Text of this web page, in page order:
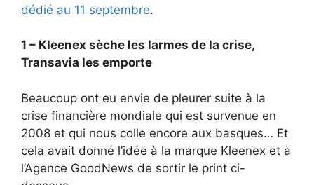
dédié au 11 septembre.
1 – Kleenex sèche les larmes de la crise,
Transavia les emporte
Beaucoup ont eu envie de pleurer suite à la
crise financière mondiale qui est survenue en
2008 et qui nous colle encore aux basques… Et
cela avait donné l’idée à la marque Kleenex et à
l’Agence GoodNews de sortir le print ci-